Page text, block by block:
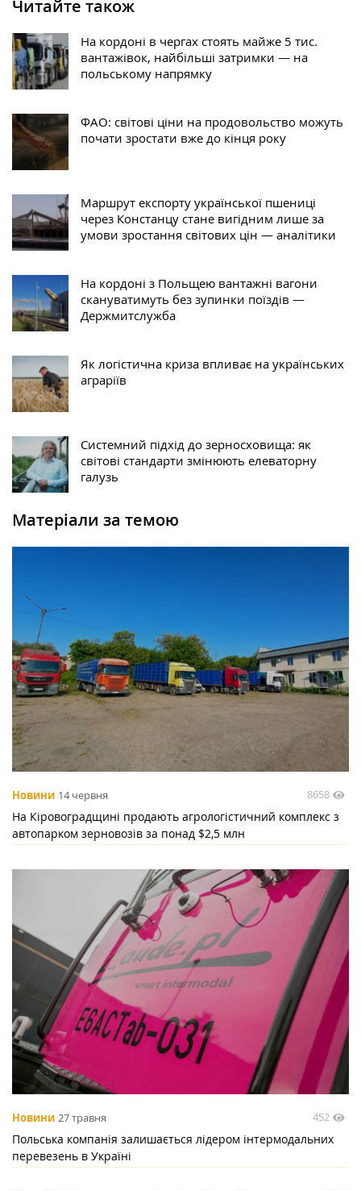
Читайте також
На кордоні в чергах стоять майже 5 тис.
вантажівок, найбільші затримки — на
польському напрямку
ФАО: світові ціни на продовольство можуть
почати зростати вже до кінця року
Маршрут експорту української пшениці
через Констанцу стане вигідним лише за
умови зростання світових цін — аналітики
На кордоні з Польщею вантажні вагони
скануватимуть без зупинки поїздів —
Держмитслужба
Як логістична криза впливає на українських
аграріїв
Системний підхід до зерносховища: як
світові стандарти змінюють елеваторну
галузь
Матеріали за темою
Новини 14 червня 8658
На Кіровоградщині продають агрологістичний комплекс з
автопарком зерновозів за понад $2,5 млн
Новини 27 травня 452
Польська компанія залишається лідером інтермодальних
перевезень в Україні